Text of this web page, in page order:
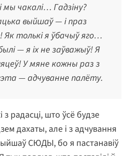
мы чакалі… Гадзіну?
выйшаў — і праз
Як толькі я ўбачыў яго…
— я іх не заўважыў! Я
У мяне кожны раз з
— адчуванне палёту.
з радасці, што ўсё будзе
дахаты, але і з адчування
СЮДЫ, бо я пастанавіў